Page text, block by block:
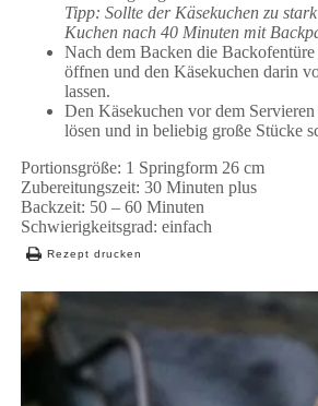
Tipp: Sollte der Käsekuchen zu
Kuchen nach 40 Minuten mit
Nach dem Backen die
öffnen und den Käsekuchen darin
lassen.
Den Käsekuchen vor dem
lösen und in beliebig große Stücke
Portionsgröße: 1 Springform 26 cm
Zubereitungszeit: 30 Minuten plus
Backzeit: 50 – 60 Minuten
Schwierigkeitsgrad: einfach
Rezept drucken